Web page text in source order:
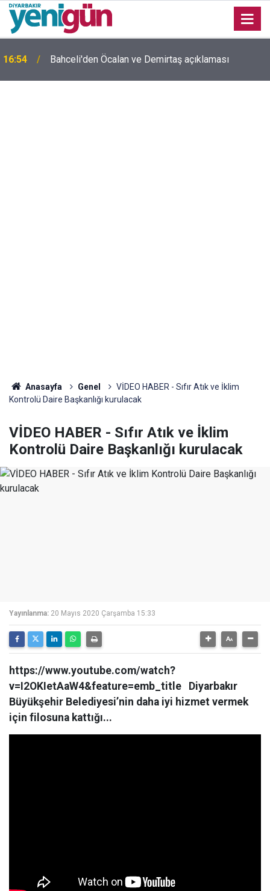
16:54 Bahceli'den Öcalan ve Demirtaş açıklaması
Anasayfa Genel
VİDEO HABER - Sıfır Atık ve İklim
Kontrolü Daire Başkanlığı kurulacak
VİDEO HABER - Sıfır Atık ve İklim
Kontrolü Daire Başkanlığı kurulacak
Yayınlanma: 20 Mayıs 2020 Çarşamba 15:33
https://www.youtube.com/watch?
v=I2OKIetAaW4&feature=emb_title Diyarbakır
Büyükşehir Belediyesi’nin daha iyi hizmet vermek
için filosuna kattığı...